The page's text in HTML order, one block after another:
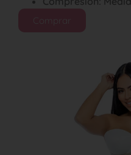
Comprar